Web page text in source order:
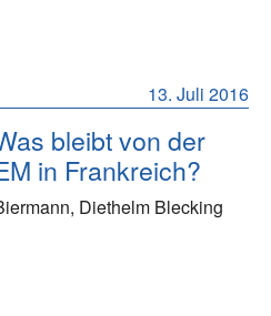
13. Juli 2016
bleibt von der
in Frankreich?
Diethelm Blecking